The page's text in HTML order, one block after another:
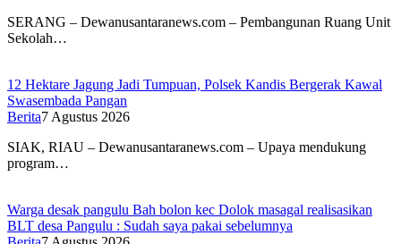
SERANG – Dewanusantaranews.com – Pembangunan Ruang Unit
Sekolah…
12 Hektare Jagung Jadi Tumpuan, Polsek Kandis Bergerak Kawal
Swasembada Pangan
Berita7 Agustus 2026
SIAK, RIAU – Dewanusantaranews.com – Upaya mendukung
program…
Warga desak pangulu Bah bolon kec Dolok masagal realisasikan
BLT desa Pangulu : Sudah saya pakai sebelumnya